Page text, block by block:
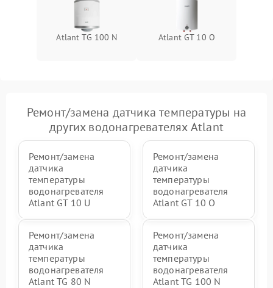
Atlant TG 100 N Atlant GT 10 O
Ремонт/замена датчика температуры на
других водонагревателях Atlant
Ремонт/замена
датчика
температуры
водонагревателя
Atlant GT 10 U
Ремонт/замена
датчика
температуры
водонагревателя
Atlant GT 10 O
Ремонт/замена
датчика
температуры
водонагревателя
Atlant TG 80 N
Ремонт/замена
датчика
температуры
водонагревателя
Atlant TG 100 N